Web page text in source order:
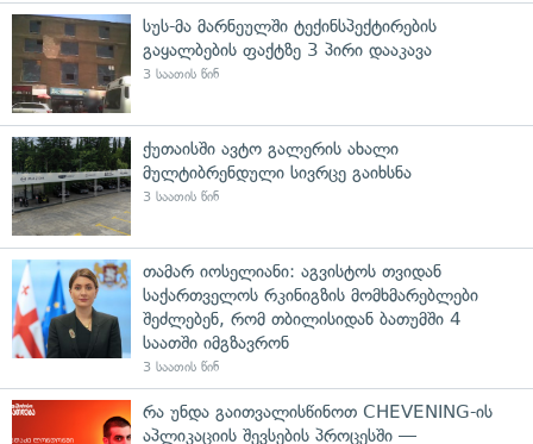
სუს-მა მარნეულში ტექინსპექტირების
გაყალბების ფაქტზე 3 პირი დააკავა
3 საათის წინ
ქუთაისში ავტო გალერის ახალი
მულტიბრენდული სივრცე გაიხსნა
3 საათის წინ
თამარ იოსელიანი: აგვისტოს თვიდან
საქართველოს რკინიგზის მომხმარებლები
შეძლებენ, რომ თბილისიდან ბათუმში 4
საათში იმგზავრონ
3 საათის წინ
რა უნდა გაითვალისწინოთ CHEVENING-ის
აპლიკაციის შევსების პროცესში —